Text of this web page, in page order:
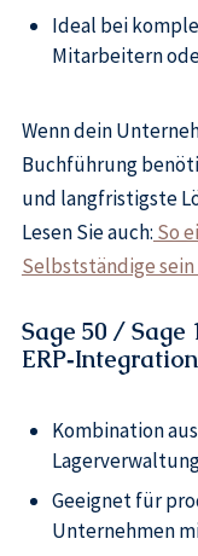
Ideal bei
Mitarbeitern
Wenn dein
Buchführung
und langfristigste
Lesen Sie auch: So
Selbstständige
Sage 50 / Sage
ERP‑Integration
Kombination
Geeignet für
Unternehmen